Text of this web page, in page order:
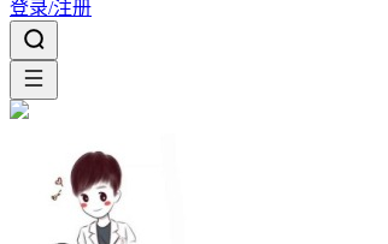
登录/注册